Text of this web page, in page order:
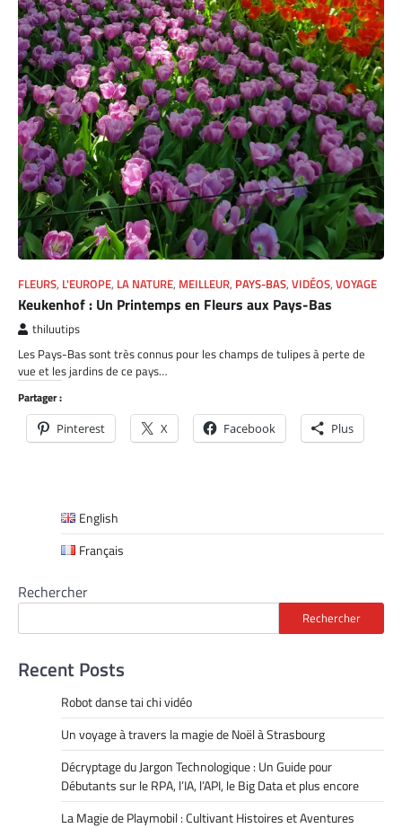
FLEURS, L'EUROPE, LA NATURE, MEILLEUR, PAYS-BAS, VIDÉOS, VOYAGE
Keukenhof : Un Printemps en Fleurs aux Pays-Bas
thiluutips
Les Pays-Bas sont très connus pour les champs de tulipes à perte de
vue et les jardins de ce pays…
Partager :
Pinterest X Facebook Plus
English
Français
Rechercher
Rechercher
Recent Posts
Robot danse tai chi vidéo
Un voyage à travers la magie de Noël à Strasbourg
Décryptage du Jargon Technologique : Un Guide pour
Débutants sur le RPA, l’IA, l’API, le Big Data et plus encore
La Magie de Playmobil : Cultivant Histoires et Aventures